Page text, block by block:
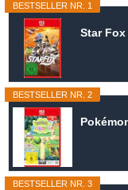
BESTSELLER NR. 1
Star
BESTSELLER NR. 2
BESTSELLER NR. 3